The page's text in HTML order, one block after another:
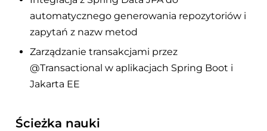
automatycznego generowania repozytoriów i
zapytań z nazw metod
Zarządzanie transakcjami przez
@Transactional w aplikacjach Spring Boot i
Jakarta EE
Ścieżka nauki